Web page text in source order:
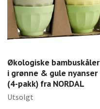
Økologiske bambuskåler
i grønne & gule nyanser
(4-pakk) fra NORDAL
Utsolgt